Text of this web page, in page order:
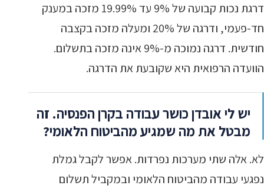
דרגת נכות קבועה של 9% עד 19.99% מזכה במענק
חד-פעמי, ודרגה של 20% ומעלה מזכה בקצבה
חודשית. דרגה נמוכה מ-9% אינה מזכה בתשלום.
הוועדה הרפואית היא שקובעת את הדרגה.
יש לי אובדן כושר עבודה בקרן הפנסיה. זה
מבטל את מה שמגיע מהביטוח הלאומי?
לא. אלה שתי מערכות נפרדות. אפשר לקבל גמלת
נפגעי עבודה מהביטוח הלאומי ובמקביל תשלום